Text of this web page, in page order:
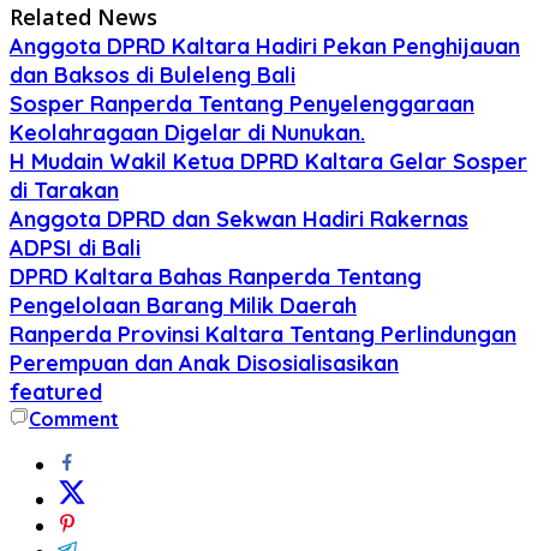
Related News
Anggota DPRD Kaltara Hadiri Pekan Penghijauan
dan Baksos di Buleleng Bali
Sosper Ranperda Tentang Penyelenggaraan
Keolahragaan Digelar di Nunukan.
H Mudain Wakil Ketua DPRD Kaltara Gelar Sosper
di Tarakan
Anggota DPRD dan Sekwan Hadiri Rakernas
ADPSI di Bali
DPRD Kaltara Bahas Ranperda Tentang
Pengelolaan Barang Milik Daerah
Ranperda Provinsi Kaltara Tentang Perlindungan
Perempuan dan Anak Disosialisasikan
featured
Comment